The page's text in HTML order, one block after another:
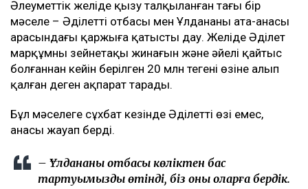
Әлеуметтік желіде қызу талқыланған тағы бір
мәселе – Әділеттің отбасы мен Ұлдананың ата-анасы
арасындағы қаржыға қатысты дау. Желіде Әділет
марқұмның зейнетақы жинағын және әйелі қайтыс
болғаннан кейін берілген 20 млн теңгені өзіне алып
қалған деген ақпарат тарады.
Бұл мәселеге сұхбат кезінде Әділеттің өзі емес,
анасы жауап берді.
– Ұлдананың отбасы көліктен бас
тартуымызды өтінді, біз оны оларға бердік.